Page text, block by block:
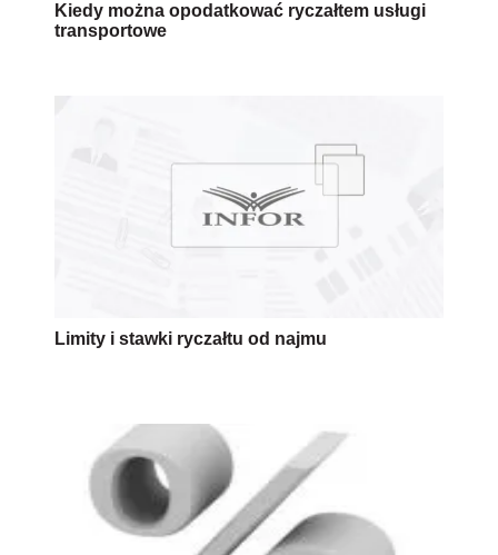
Kiedy można opodatkować ryczałtem usługi
transportowe
Limity i stawki ryczałtu od najmu